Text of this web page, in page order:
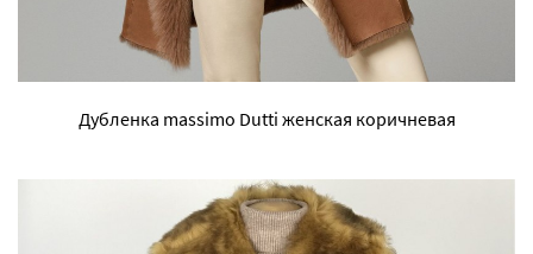
Дубленка massimo Dutti женская коричневая